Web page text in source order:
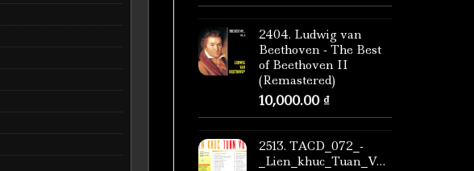
2404. Ludwig van
Beethoven - The Best
of Beethoven II
(Remastered)
10,000.00 ₫
2513. TACD_072_-
_Lien_khuc_Tuan_Vu_3